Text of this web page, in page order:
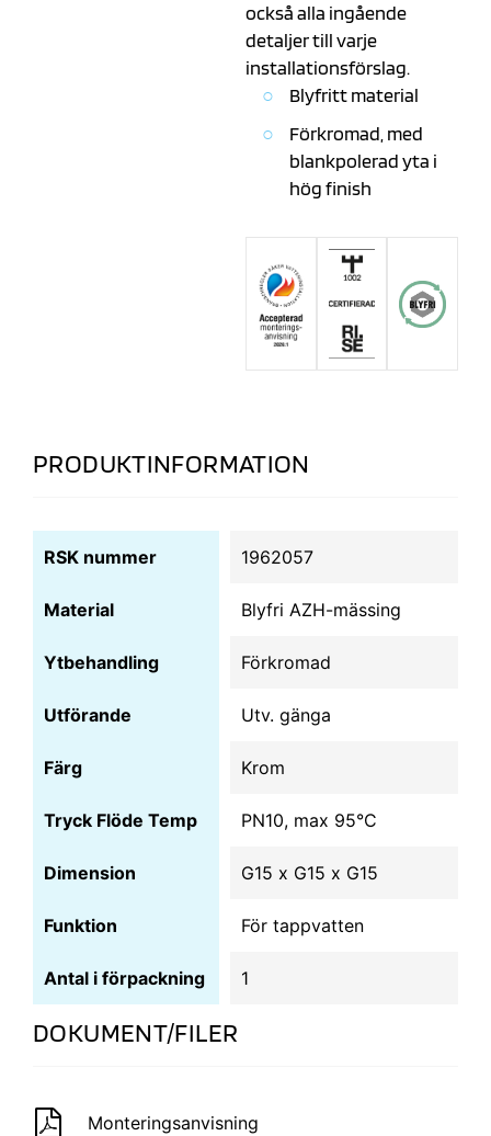
också alla ingående
detaljer till varje
installationsförslag.
Blyfritt material
Förkromad, med
blankpolerad yta i
hög finish
PRODUKTINFORMATION
RSK nummer 1962057
Material Blyfri AZH-mässing
Ytbehandling Förkromad
Utförande Utv. gänga
Färg Krom
Tryck Flöde Temp PN10, max 95°C
Dimension G15 x G15 x G15
Funktion För tappvatten
Antal i förpackning 1
DOKUMENT/FILER
Monteringsanvisning